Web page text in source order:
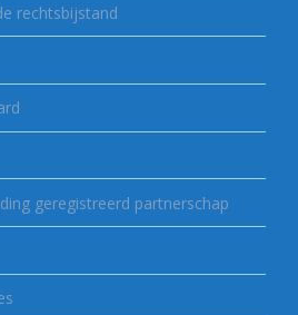
rechtsbijstand
geregistreerd partnerschap